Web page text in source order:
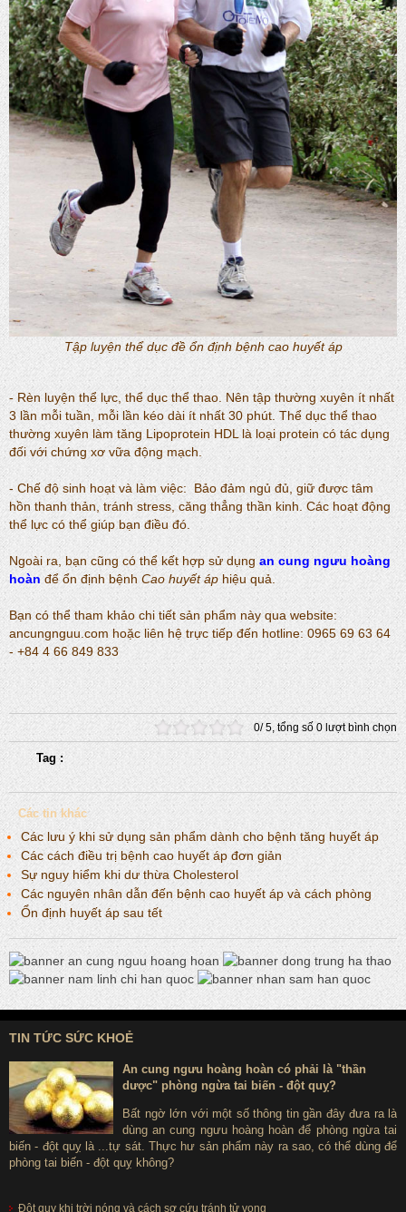
Tập luyện thể dục đề ổn định bệnh cao huyết áp
- Rèn luyện thể lực, thể dục thể thao. Nên tập thường xuyên ít nhất
3 lần mỗi tuần, mỗi lần kéo dài ít nhất 30 phút. Thể dục thể thao
thường xuyên làm tăng Lipoprotein HDL là loại protein có tác dụng
đối với chứng xơ vữa động mạch.
- Chế độ sinh hoạt và làm việc: Bảo đảm ngủ đủ, giữ được tâm
hồn thanh thản, tránh stress, căng thẳng thần kinh. Các hoạt động
thể lực có thể giúp bạn điều đó.
Ngoài ra, bạn cũng có thể kết hợp sử dụng an cung ngưu hoàng
hoàn để ổn định bệnh Cao huyết áp hiệu quả.
Bạn có thể tham khảo chi tiết sản phẩm này qua website:
ancungnguu.com hoặc liên hệ trực tiếp đến hotline: 0965 69 63 64
- +84 4 66 849 833
0/5 , tổng số 0 lượt bình chọn
Tag :
Các tin khác
Các lưu ý khi sử dụng sản phẩm dành cho bệnh tăng huyết áp
Các cách điều trị bệnh cao huyết áp đơn giản
Sự nguy hiểm khi dư thừa Cholesterol
Các nguyên nhân dẫn đến bệnh cao huyết áp và cách phòng
Ổn định huyết áp sau tết
TIN TỨC SỨC KHOẺ
An cung ngưu hoàng hoàn có phải là "thần
dược" phòng ngừa tai biến - đột quỵ?
Bất ngờ lớn với một số thông tin gần đây đưa ra là
dùng an cung ngưu hoàng hoàn để phòng ngừa tai
biến - đột quỵ là ...tự sát. Thực hư sản phẩm này ra sao, có thể dùng để
phòng tai biến - đột quỵ không?
Đột quỵ khi trời nóng và cách sơ cứu tránh tử vong